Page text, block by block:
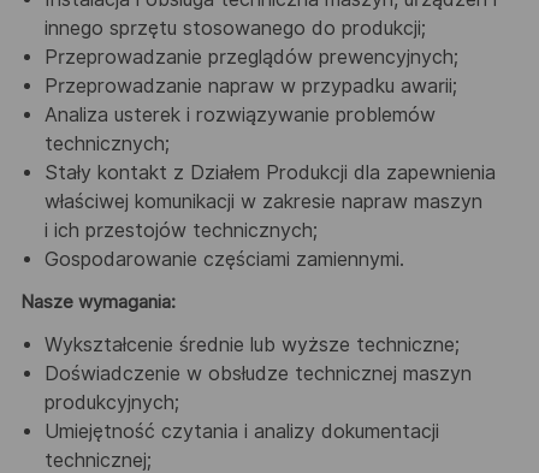
innego sprzętu stosowanego do produkcji;
Przeprowadzanie przeglądów prewencyjnych;
Przeprowadzanie napraw w przypadku awarii;
Analiza usterek i rozwiązywanie problemów
technicznych;
Stały kontakt z Działem Produkcji dla zapewnienia
właściwej komunikacji w zakresie napraw maszyn
i ich przestojów technicznych;
Gospodarowanie częściami zamiennymi.
Nasze wymagania:
Wykształcenie średnie lub wyższe techniczne;
Doświadczenie w obsłudze technicznej maszyn
produkcyjnych;
Umiejętność czytania i analizy dokumentacji
technicznej;